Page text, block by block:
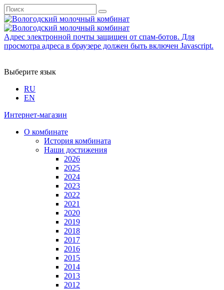
Адрес электронной почты защищен от спам-ботов. Для
просмотра адреса в браузере должен быть включен Javascript.
Выберите язык
RU
EN
Интернет-магазин
О комбинате
История комбината
Наши достижения
2026
2025
2024
2023
2022
2021
2020
2019
2018
2017
2016
2015
2014
2013
2012